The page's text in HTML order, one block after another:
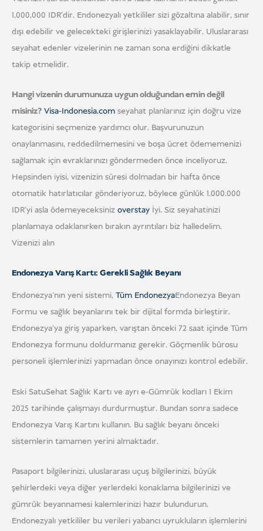
1,000,000 IDR'dir. Endonezyalı yetkililer sizi gözaltına alabilir, sınır
dışı edebilir ve gelecekteki girişlerinizi yasaklayabilir. Uluslararası
seyahat edenler vizelerinin ne zaman sona erdiğini dikkatle
takip etmelidir.
Hangi vizenin durumunuza uygun olduğundan emin değil
misiniz? Visa-Indonesia.com seyahat planlarınız için doğru vize
kategorisini seçmenize yardımcı olur. Başvurunuzun
onaylanmasını, reddedilmemesini ve boşa ücret ödememenizi
sağlamak için evraklarınızı göndermeden önce inceliyoruz.
Hepsinden iyisi, vizenizin süresi dolmadan bir hafta önce
otomatik hatırlatıcılar gönderiyoruz, böylece günlük 1.000.000
IDR'yi asla ödemeyeceksiniz overstay İyi. Siz seyahatinizi
planlamaya odaklanırken bırakın ayrıntıları biz halledelim.
Vizenizi alın
Endonezya Varış Kartı: Gerekli Sağlık Beyanı
Endonezya'nın yeni sistemi, Tüm EndonezyaEndonezya Beyan
Formu ve sağlık beyanlarını tek bir dijital formda birleştirir.
Endonezya'ya giriş yaparken, varıştan önceki 72 saat içinde Tüm
Endonezya formunu doldurmanız gerekir. Göçmenlik bürosu
personeli işlemlerinizi yapmadan önce onayınızı kontrol edebilir.
Eski SatuSehat Sağlık Kartı ve ayrı e-Gümrük kodları 1 Ekim
2025 tarihinde çalışmayı durdurmuştur. Bundan sonra sadece
Endonezya Varış Kartını kullanın. Bu sağlık beyanı önceki
sistemlerin tamamen yerini almaktadır.
Pasaport bilgilerinizi, uluslararası uçuş bilgilerinizi, büyük
şehirlerdeki veya diğer yerlerdeki konaklama bilgilerinizi ve
gümrük beyannamesi kalemlerinizi hazır bulundurun.
Endonezyalı yetkililer bu verileri yabancı uyrukluların işlemlerini